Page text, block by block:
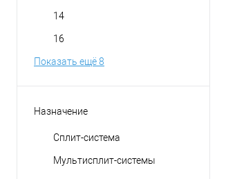
14
16
Показать ещё 8
Назначение
Сплит-система
Мультисплит-системы